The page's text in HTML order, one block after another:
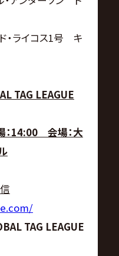
ライコス1号 キ
TAG LEAGUE
：14:00 会場：大
TAG LEAGUE